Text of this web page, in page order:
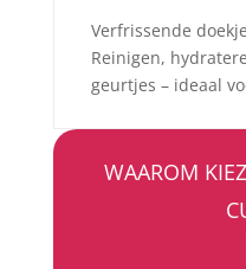
Verfrissende
Reinigen,
geurtjes – ideaal
WAAROM